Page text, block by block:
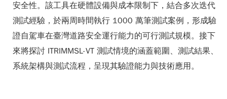
安全性。該工具在硬體設備與成本限制下，結合多次迭代
測試經驗，於兩周時間執行 1000 萬筆測試案例，形成驗
證自駕車在臺灣道路安全運行能力的可行測試規模。接下
來將探討 ITRIMMSL-VT 測試情境的涵蓋範圍、測試結果、
系統架構與測試流程，呈現其驗證能力與技術應用。